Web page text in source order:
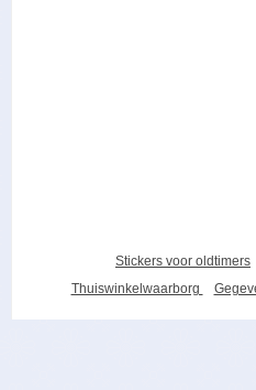
Stickers voor oldtimers
Thuiswinkelwaarborg